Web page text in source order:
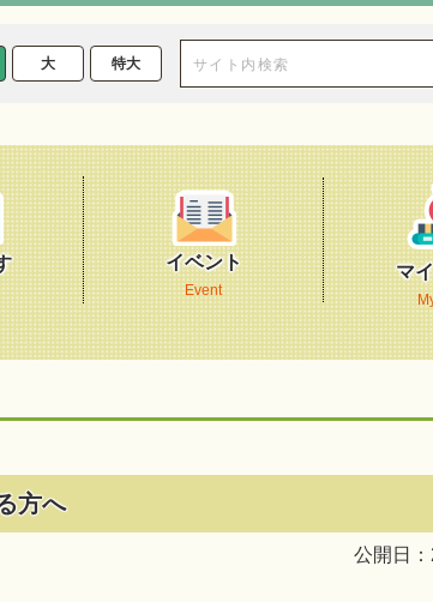
大 特大
イベント
Event
マ
方へ
公開日